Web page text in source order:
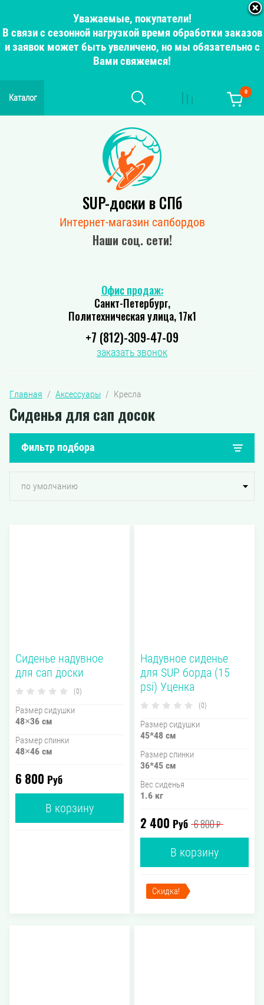
Уважаемые, покупатели!
В связи с сезонной нагрузкой время обработки заказов
и заявок может быть увеличено, но мы обязательно с
Вами свяжемся!
Каталог
0
SUP-доски в СПб
Интернет-магазин сапбордов
Наши соц. сети!
Офис продаж:
Санкт-Петербург,
Политехническая улица, 17к1
+7 (812)-309-47-09
заказать звонок
Главная
  /
Аксессуары
  /  Кресла
Сиденья для сап досок
Фильтр подбора
по умолчанию
Сиденье надувное
для сап доски
(0)
Размер сидушки
48×36 см
Размер спинки
48×46 см
6 800 Руб
В корзину
Надувное сиденье
для SUP борда (15
psi) Уценка
(0)
Размер сидушки
45*48 см
Размер спинки
36*45 см
Вес сиденья
1.6 кг
2 400 Руб 6 800₽
В корзину
Скидка!